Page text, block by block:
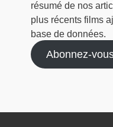
résumé de nos
plus récents films
base de données.
Abonnez-